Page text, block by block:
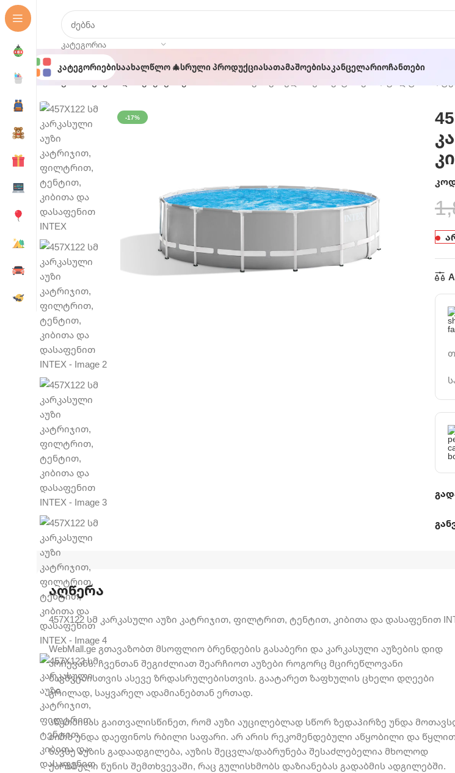
ᲙᲐᲢᲔᲒᲝᲠᲘᲐ
ᲙატეგორიებიᲡაახალწლო 🎄Სრული ᲞროდუქციაᲡათამაშოებიᲡაკანცელარიოᲩანთები
მთავარი აუზები და აქსესუარები
-17%
აღწერა
457X122 სმ კარკასული აუზი კატრიჯით, ფილტრით, ტენტით, კიბითა და დასაფენით
WebMall.ge გთავაზობთ მსოფლიო ბრენდების გასაბერი და კარკასული აუზების დიდ
არჩევანს. ჩვენთან შეგიძლიათ შეარჩიოთ აუზები როგორც მცირეწლოვანი
ბავშვებისთვის ასევე ზრდასრულებისთვის. გაატარეთ ზაფხულის ცხელი დღეები
გრილად, საყვარელ ადამიანებთან ერთად.
აწყობისას გაითვალისწინეთ, რომ აუზი აუცილებლად სწორ ზედაპირზე უნდა
ძირს უნდა დაეფინოს რბილი საფარი. არ არის რეკომენდებული აწყობილი და
სავსე აუზის გადაადგილება, აუზის შეცვლა/დაბრუნება შესაძლებელია მხოლოდ
ქარხნული წუნის შემთხვევაში, რაც გულისხმობს დაზიანებას გადაბმის ადგილებში.